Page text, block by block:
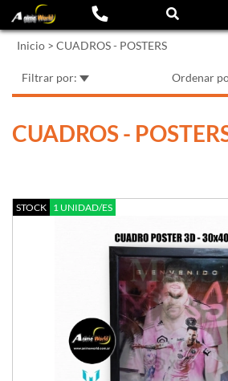
Inicio > CUADROS - POSTERS
Filtrar por: Ordenar
CUADROS -
STOCK 1 UNIDAD/ES